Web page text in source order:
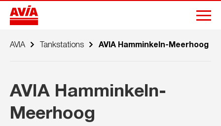
AVIA Tankstations AVIA Hamminkeln-Meerhoog
AVIA Hamminkeln-
Meerhoog